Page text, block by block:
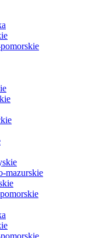
mazurskie